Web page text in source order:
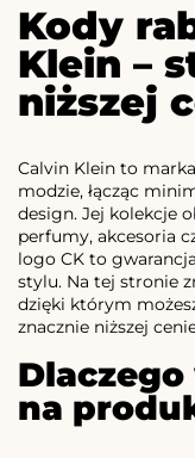
Kody
Klein –
niższej
Calvin Klein to
modzie, łącząc
design. Jej kolekcje
perfumy, akcesoria
logo CK to
stylu. Na tej stronie
dzięki którym
znacznie niższej
na